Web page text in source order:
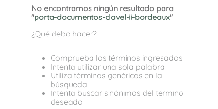
No encontramos ningún resultado para
"porta-documentos-clavel-ii-bordeaux"
¿Qué debo hacer?
Comprueba los términos ingresados
Intenta utilizar una sola palabra
Utiliza términos genéricos en la
búsqueda
Intenta buscar sinónimos del término
deseado